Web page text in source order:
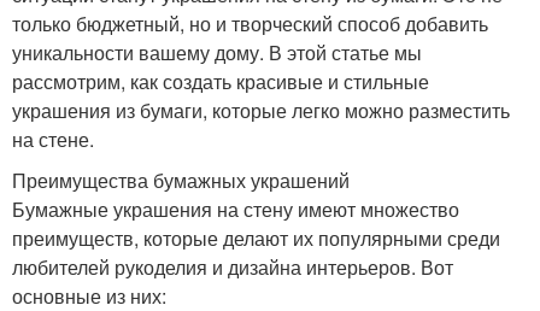
только бюджетный, но и творческий способ добавить
уникальности вашему дому. В этой статье мы
рассмотрим, как создать красивые и стильные
украшения из бумаги, которые легко можно разместить
на стене.
Преимущества бумажных украшений
Бумажные украшения на стену имеют множество
преимуществ, которые делают их популярными среди
любителей рукоделия и дизайна интерьеров. Вот
основные из них: